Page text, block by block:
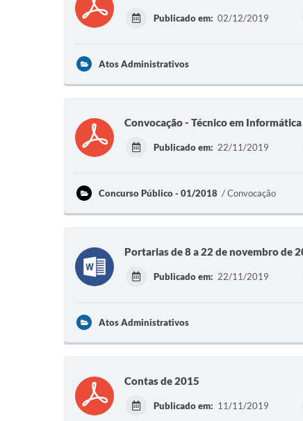
Publicado em: 02/12/2019
Atos Administrativos
Convocação - Técnico em
Publicado em: 22/11/2019
Concurso Público - 01/2018 Convocação
Portarias de 8 a 22 de novembro de
Publicado em: 22/11/2019
Atos Administrativos
Contas de 2015
Publicado em: 11/11/2019